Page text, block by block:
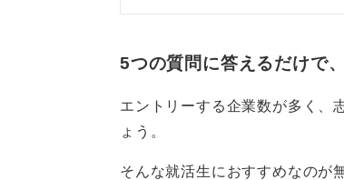
5つの質問に答えるだけで
エントリーする企業数が多く、
ょう。
そんな就活生におすすめなのが